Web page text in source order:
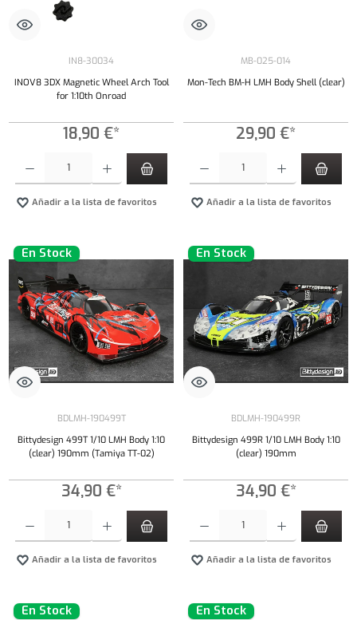
IN8-30034
INOV8 3DX Magnetic Wheel Arch Tool
for 1:10th Onroad
18,90 €*
Añadir a la lista de favoritos
MB-025-014
Mon-Tech BM-H LMH Body Shell (clear)
29,90 €*
Añadir a la lista de favoritos
En Stock
BDLMH-190499T
Bittydesign 499T 1/10 LMH Body 1:10
(clear) 190mm (Tamiya TT-02)
34,90 €*
Añadir a la lista de favoritos
En Stock
BDLMH-190499R
Bittydesign 499R 1/10 LMH Body 1:10
(clear) 190mm
34,90 €*
Añadir a la lista de favoritos
En Stock
En Stock